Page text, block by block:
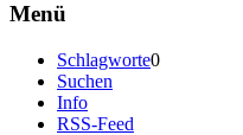
Menü
Schlagworte0
Suchen
Info
RSS-Feed